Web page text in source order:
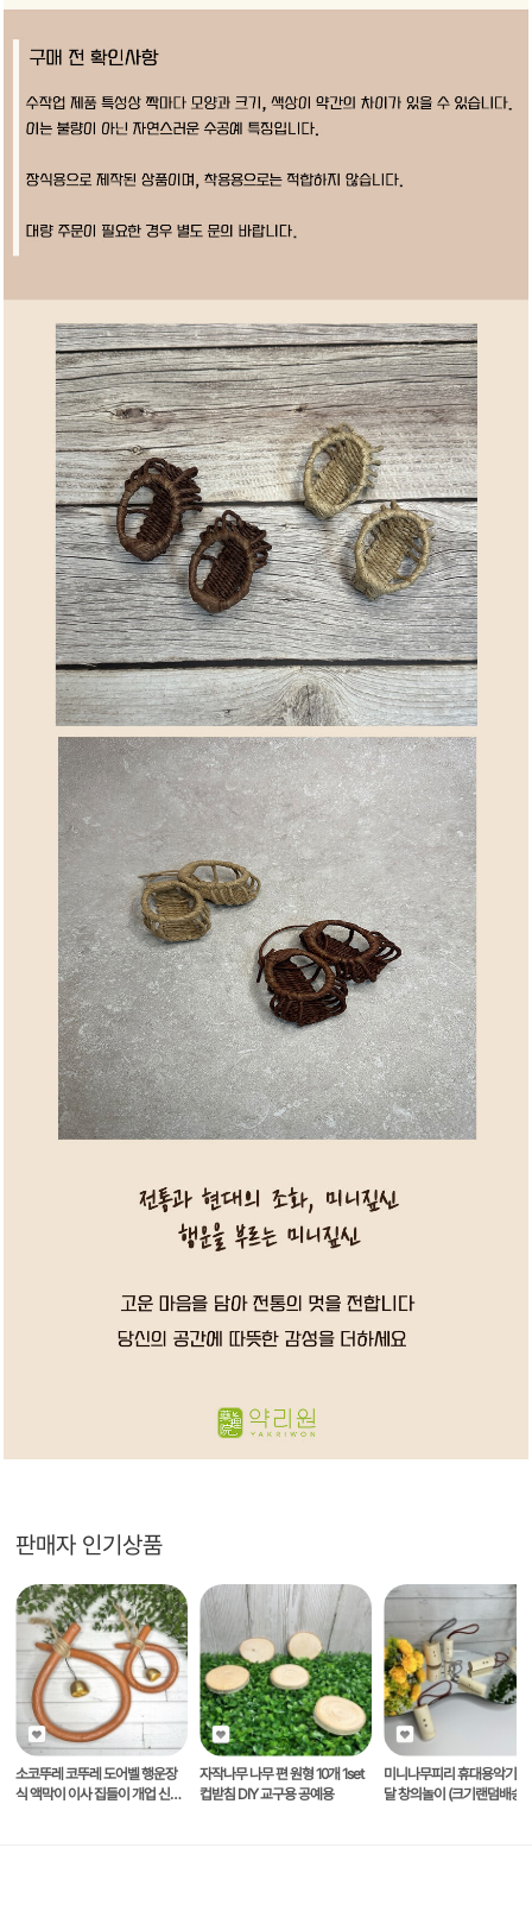
판매자 인기상품
소코뚜레 코뚜레 도어벨 행운장
식 액막이 이사 집들이 개업 신혼
자작나무 나무 편 원형 10개 1set
컵받침 DIY 교구용 공예용
미니나무피리 휴대용악기
달 창의놀이 (크기랜덤배송)